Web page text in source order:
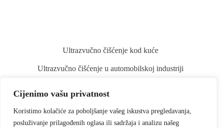
Cijenimo vašu privatnost
Koristimo kolačiće za poboljšanje vašeg iskustva pregledavanja,
posluživanje prilagođenih oglasa ili sadržaja i analizu našeg
Ultrazvučno čišćenje kod kuće
Ultrazvučno čišćenje u automobilskoj industriji
Ultrazvučno čišćenje kistova za šminku